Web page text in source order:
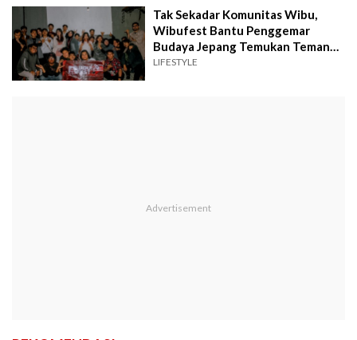
Tak Sekadar Komunitas Wibu,
Wibufest Bantu Penggemar
Budaya Jepang Temukan Teman
Sehobi
LIFESTYLE